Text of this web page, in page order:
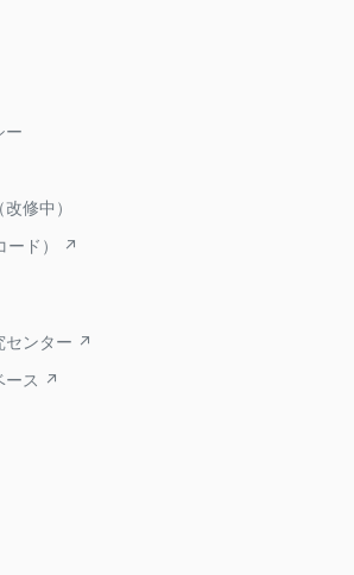
ー
修中）
ード） ↗
センター ↗
ース ↗